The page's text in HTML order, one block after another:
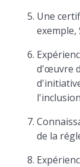
Une
exemple,
d'œuvre
de la